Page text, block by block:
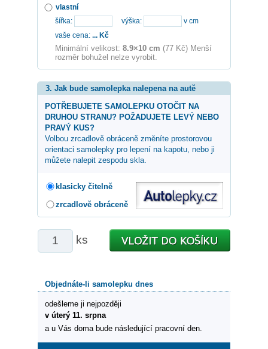
vlastní
šířka:
výška:
v cm
vaše cena: ... Kč
Minimální velikost: 8.9×10 cm (77 Kč) Menší
rozměr bohužel nelze vyrobit.
3. Jak bude samolepka nalepena na autě
POTŘEBUJETE SAMOLEPKU OTOČIT NA
DRUHOU STRANU? POŽADUJETE LEVÝ NEBO
PRAVÝ KUS?
Volbou zrcadlově obráceně změníte prostorovou
orientaci samolepky pro lepení na kapotu, nebo ji
můžete nalepit zespodu skla.
klasicky čitelně
zrcadlově obráceně
ks
Objednáte-li samolepku dnes
odešleme ji nejpozději
v úterý 11. srpna
a u Vás doma bude následující pracovní den.